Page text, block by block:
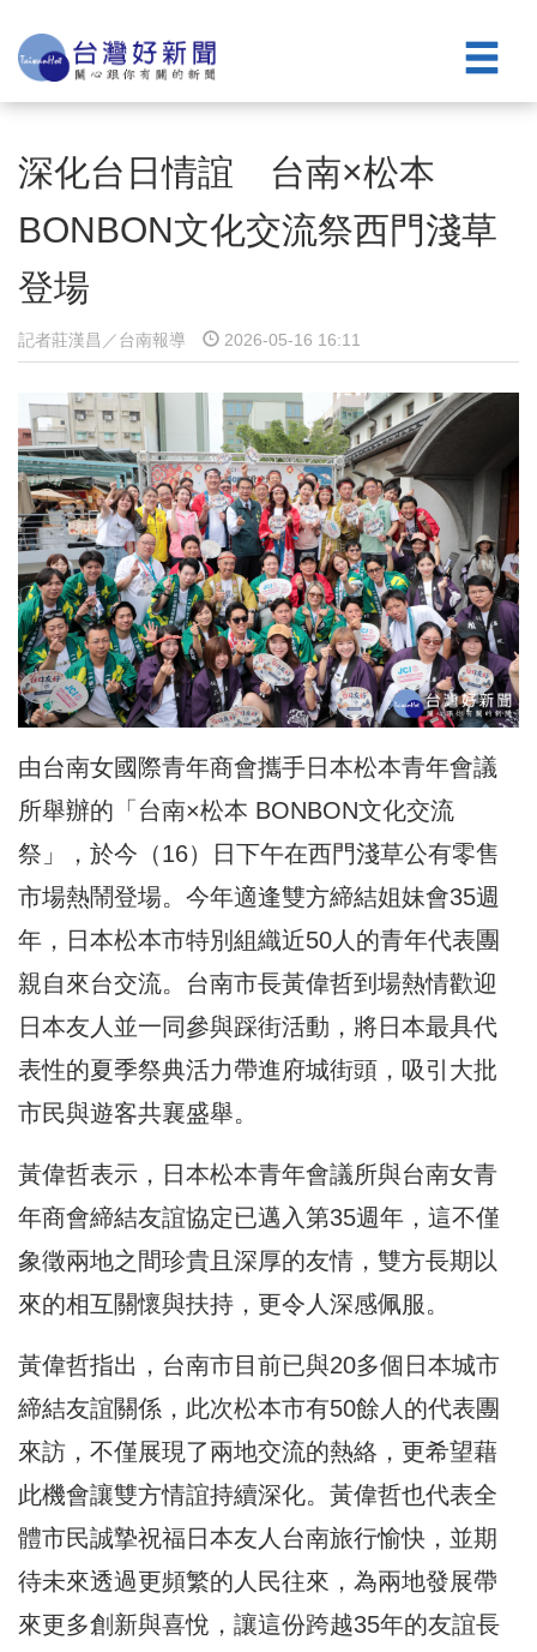
深化台日情誼 台南×松本
BONBON文化交流祭西門淺草
登場
記者莊漢昌／台南報導 2026-05-16 16:11
由台南女國際青年商會攜手日本松本青年會議
所舉辦的「台南×松本 BONBON文化交流
祭」，於今（16）日下午在西門淺草公有零售
市場熱鬧登場。今年適逢雙方締結姐妹會35週
年，日本松本市特別組織近50人的青年代表團
親自來台交流。台南市長黃偉哲到場熱情歡迎
日本友人並一同參與踩街活動，將日本最具代
表性的夏季祭典活力帶進府城街頭，吸引大批
市民與遊客共襄盛舉。
黃偉哲表示，日本松本青年會議所與台南女青
年商會締結友誼協定已邁入第35週年，這不僅
象徵兩地之間珍貴且深厚的友情，雙方長期以
來的相互關懷與扶持，更令人深感佩服。
黃偉哲指出，台南市目前已與20多個日本城市
締結友誼關係，此次松本市有50餘人的代表團
來訪，不僅展現了兩地交流的熱絡，更希望藉
此機會讓雙方情誼持續深化。黃偉哲也代表全
體市民誠摯祝福日本友人台南旅行愉快，並期
待未來透過更頻繁的人民往來，為兩地發展帶
來更多創新與喜悅，讓這份跨越35年的友誼長